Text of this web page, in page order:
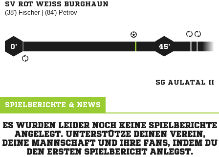
SV ROT WEISS BURGHAUN
(38') | (84') 
0’ 45’
SG AULATAL II
SPIELBERICHTE & NEWS
ES WURDEN LEIDER NOCH KEINE SPIELBERICHTE
ANGELEGT. UNTERSTÜTZE DEINEN VEREIN,
DEINE MANNSCHAFT UND IHRE FANS, INDEM DU
DEN ERSTEN SPIELBERICHT ANLEGST.